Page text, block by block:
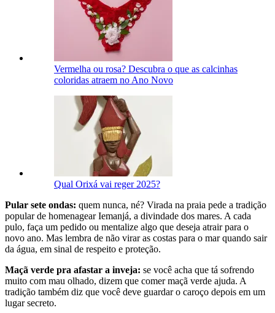
Vermelha ou rosa? Descubra o que as calcinhas
coloridas atraem no Ano Novo
Qual Orixá vai reger 2025?
Pular sete ondas: quem nunca, né? Virada na praia pede a tradição
popular de homenagear Iemanjá, a divindade dos mares. A cada
pulo, faça um pedido ou mentalize algo que deseja atrair para o
novo ano. Mas lembra de não virar as costas para o mar quando sair
da água, em sinal de respeito e proteção.
Maçã verde pra afastar a inveja: se você acha que tá sofrendo
muito com mau olhado, dizem que comer maçã verde ajuda. A
tradição também diz que você deve guardar o caroço depois em um
lugar secreto.